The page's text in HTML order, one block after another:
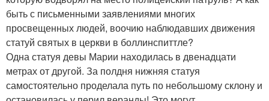
быть с письменными заявлениями многих
просвещенных людей, воочию наблюдавших движения
статуй святых в церкви в боллинспиттле?
Одна статуя девы Марии находилась в двенадцати
метрах от другой. За полдня нижняя статуя
самостоятельно проделала путь по небольшому склону и